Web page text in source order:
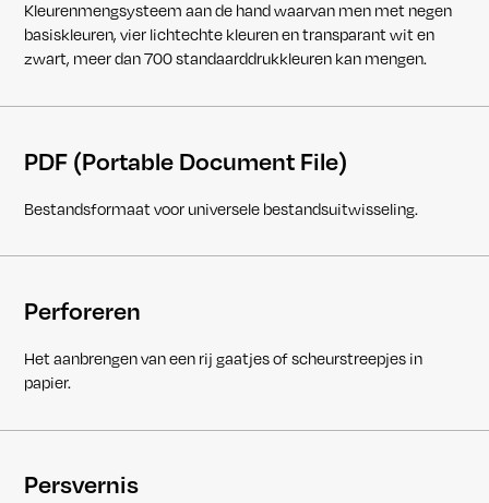
Kleurenmengsysteem aan de hand waarvan men met negen
basiskleuren, vier lichtechte kleuren en transparant wit en
zwart, meer dan 700 standaarddrukkleuren kan mengen.
PDF (Portable Document File)
Bestandsformaat voor universele bestandsuitwisseling.
Perforeren
Het aanbrengen van een rij gaatjes of scheurstreepjes in
papier.
Persvernis